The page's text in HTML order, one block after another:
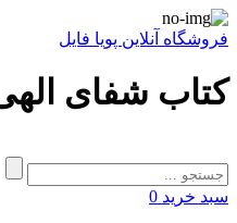
فروشگاه آنلاین پویا فایل
کتاب شفای
سبد خرید 0